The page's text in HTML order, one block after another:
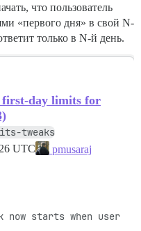
что пользователь
«первого дня» в свой N-
только в N-й день.
day limits for
tweaks
UTC
pmusaraj
starts when user